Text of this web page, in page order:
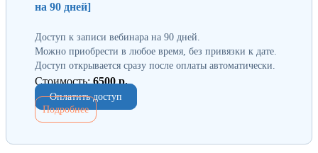
на 90 дней]
Доступ к записи вебинара на 90 дней.
Можно приобрести в любое время, без привязки к дате.
Доступ открывается сразу после оплаты автоматически.
Стоимость: 6500 р.
Оплатить доступ
Подробнее